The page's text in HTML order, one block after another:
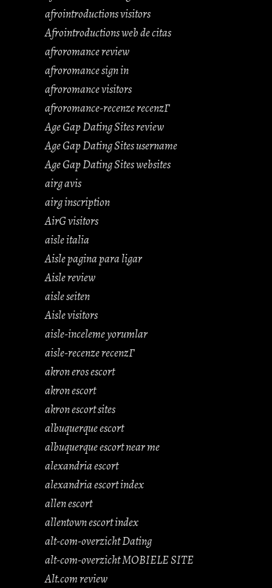
afrointroductions visitors
Afrointroductions web de citas
afroromance review
afroromance sign in
afroromance visitors
afroromance-recenze recenzГ­
Age Gap Dating Sites review
Age Gap Dating Sites username
Age Gap Dating Sites websites
airg avis
airg inscription
AirG visitors
aisle italia
Aisle pagina para ligar
Aisle review
aisle seiten
Aisle visitors
aisle-inceleme yorumlar
aisle-recenze recenzГ­
akron eros escort
akron escort
akron escort sites
albuquerque escort
albuquerque escort near me
alexandria escort
alexandria escort index
allen escort
allentown escort index
alt-com-overzicht Dating
alt-com-overzicht MOBIELE SITE
Alt.com review